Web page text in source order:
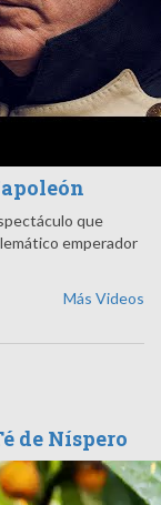
que
emperador
Más Videos
de Níspero